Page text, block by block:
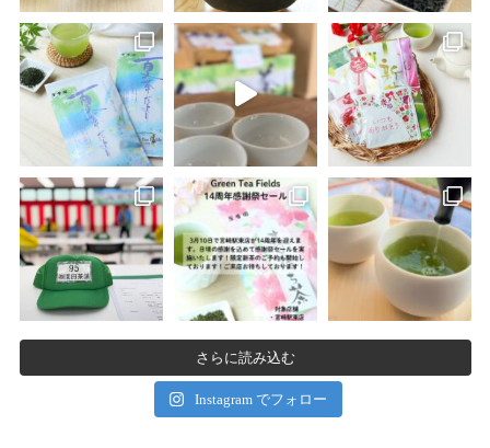
さらに読み込む
Instagram でフォロー